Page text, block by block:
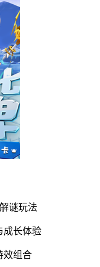
谜玩法
成长体验
效组合